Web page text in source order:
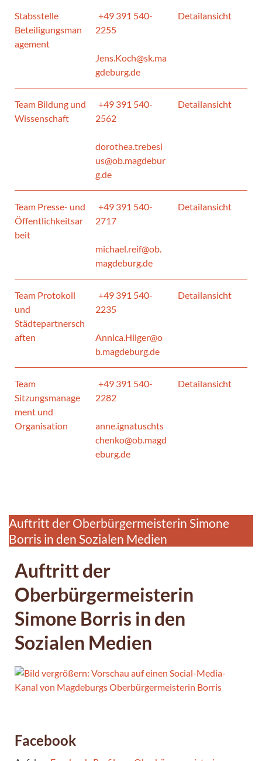
Stabsstelle
Beteiligungsman
agement
+49 391 540-
2255
Jens.Koch@sk.ma
gdeburg.de
Detailansicht
Team Bildung und
Wissenschaft
+49 391 540-
2562
dorothea.trebesi
us@ob.magdebur
g.de
Detailansicht
Team Presse- und
Öffentlichkeitsar
beit
+49 391 540-
2717
michael.reif@ob.
magdeburg.de
Detailansicht
Team Protokoll
und
Städtepartnersch
aften
+49 391 540-
2235
Annica.Hilger@o
b.magdeburg.de
Detailansicht
Team
Sitzungsmanage
ment und
Organisation
+49 391 540-
2282
anne.ignatuschts
chenko@ob.magd
eburg.de
Detailansicht
Auftritt der Oberbürgermeisterin Simone
Borris in den Sozialen Medien
Auftritt der
Oberbürgermeisterin
Simone Borris in den
Sozialen Medien
Facebook